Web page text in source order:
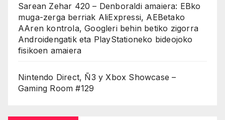
Sarean Zehar 420 – Denboraldi amaiera: EBko
muga-zerga berriak AliExpressi, AEBetako
AAren kontrola, Googleri behin betiko zigorra
Androidengatik eta PlayStationeko bideojoko
fisikoen amaiera
Nintendo Direct, Ñ3 y Xbox Showcase –
Gaming Room #129